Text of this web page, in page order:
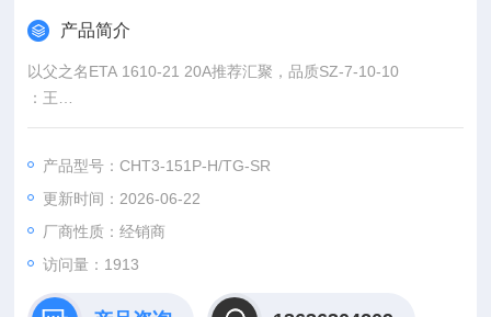
产品简介
以父之名ETA 1610-21 20A推荐汇聚，品质SZ-7-10-10
：王
：www@
产品型号：CHT3-151P-H/TG-SR
更新时间：2026-06-22
厂商性质：经销商
访问量：1913